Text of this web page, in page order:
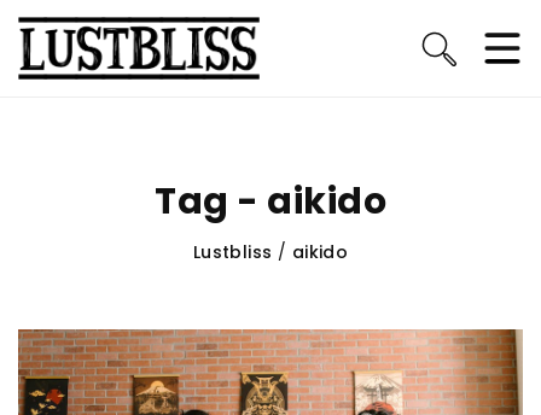
Tag - aikido
Lustbliss / aikido